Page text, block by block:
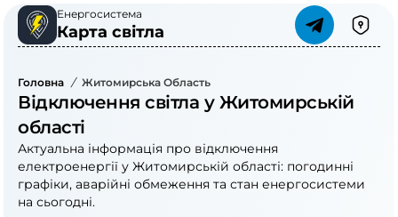
Енергосистема
Карта світла
Головна / Житомирська Область
Відключення світла у Житомирській
області
Актуальна інформація про відключення
електроенергії у Житомирській області: погодинні
графіки, аварійні обмеження та стан енергосистеми
на сьогодні.